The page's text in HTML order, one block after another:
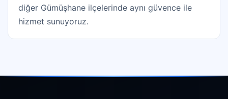
diğer Gümüşhane ilçelerinde aynı güvence ile
hizmet sunuyoruz.